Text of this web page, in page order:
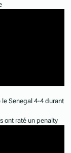
Senegal 4-4 durant
ont raté un penalty